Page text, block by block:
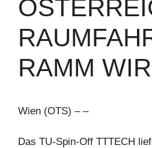
RAMM
Wien (OTS) – –
Das TU-Spin-Off TTTECH